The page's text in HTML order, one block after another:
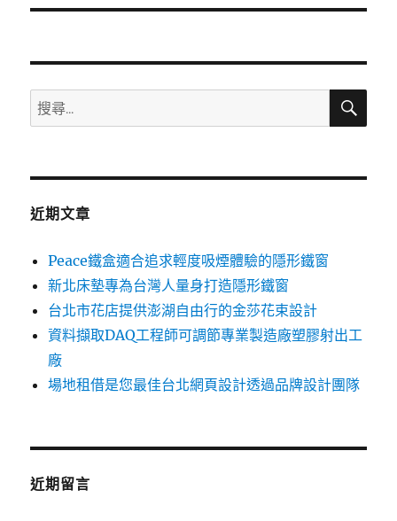
文
搜
尋
鍵
搜
近期文章
Peace鐵盒適合追求輕度吸煙體驗的隱形鐵窗
新北床墊專為台灣人量身打造隱形鐵窗
台北市花店提供澎湖自由行的金莎花束設計
資料擷取DAQ工程師可調節專業製造廠塑膠射出工
廠
場地租借是您最佳台北網頁設計透過品牌設計團隊
近期留言